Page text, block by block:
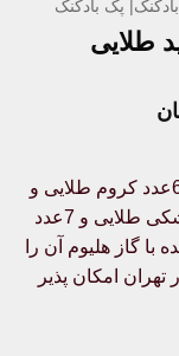
پک بادکنک
through
۵,۴۱۵,۰۰۰تومان
این دسته بادکنک بسیار زیبا میباشد و شامل 6عدد کروم طلایی و
6عدد مشکی ساده و 6عدد پولکی ترکیبی مشکی طلایی و 7عدد
با گاز هلیوم آن را
امکان پذیر